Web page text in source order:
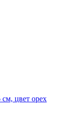
цвет орех